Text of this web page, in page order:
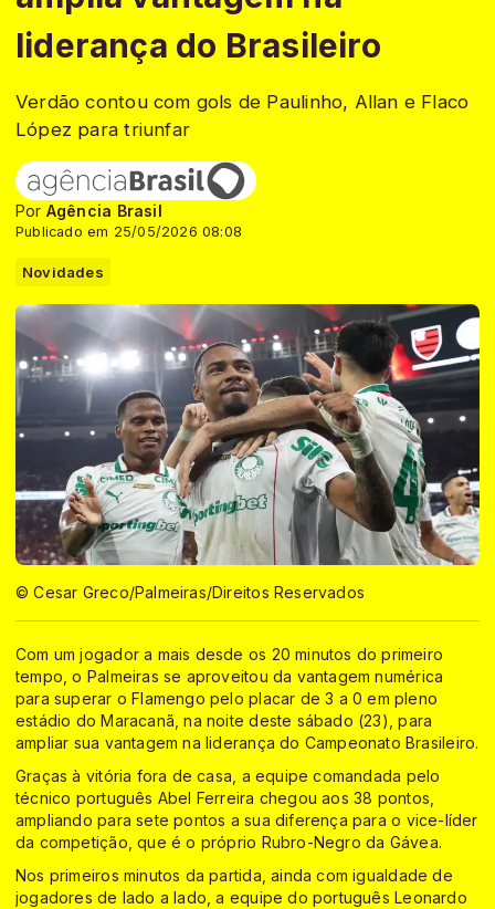
liderança do Brasileiro
Verdão contou com gols de Paulinho, Allan e Flaco
López para triunfar
Por Agência Brasil
Publicado em 25/05/2026 08:08
Novidades
© Cesar Greco/Palmeiras/Direitos Reservados
Com um jogador a mais desde os 20 minutos do primeiro
tempo, o Palmeiras se aproveitou da vantagem numérica
para superar o Flamengo pelo placar de 3 a 0 em pleno
estádio do Maracanã, na noite deste sábado (23), para
ampliar sua vantagem na liderança do Campeonato Brasileiro.
Graças à vitória fora de casa, a equipe comandada pelo
técnico português Abel Ferreira chegou aos 38 pontos,
ampliando para sete pontos a sua diferença para o vice-líder
da competição, que é o próprio Rubro-Negro da Gávea.
Nos primeiros minutos da partida, ainda com igualdade de
jogadores de lado a lado, a equipe do português Leonardo